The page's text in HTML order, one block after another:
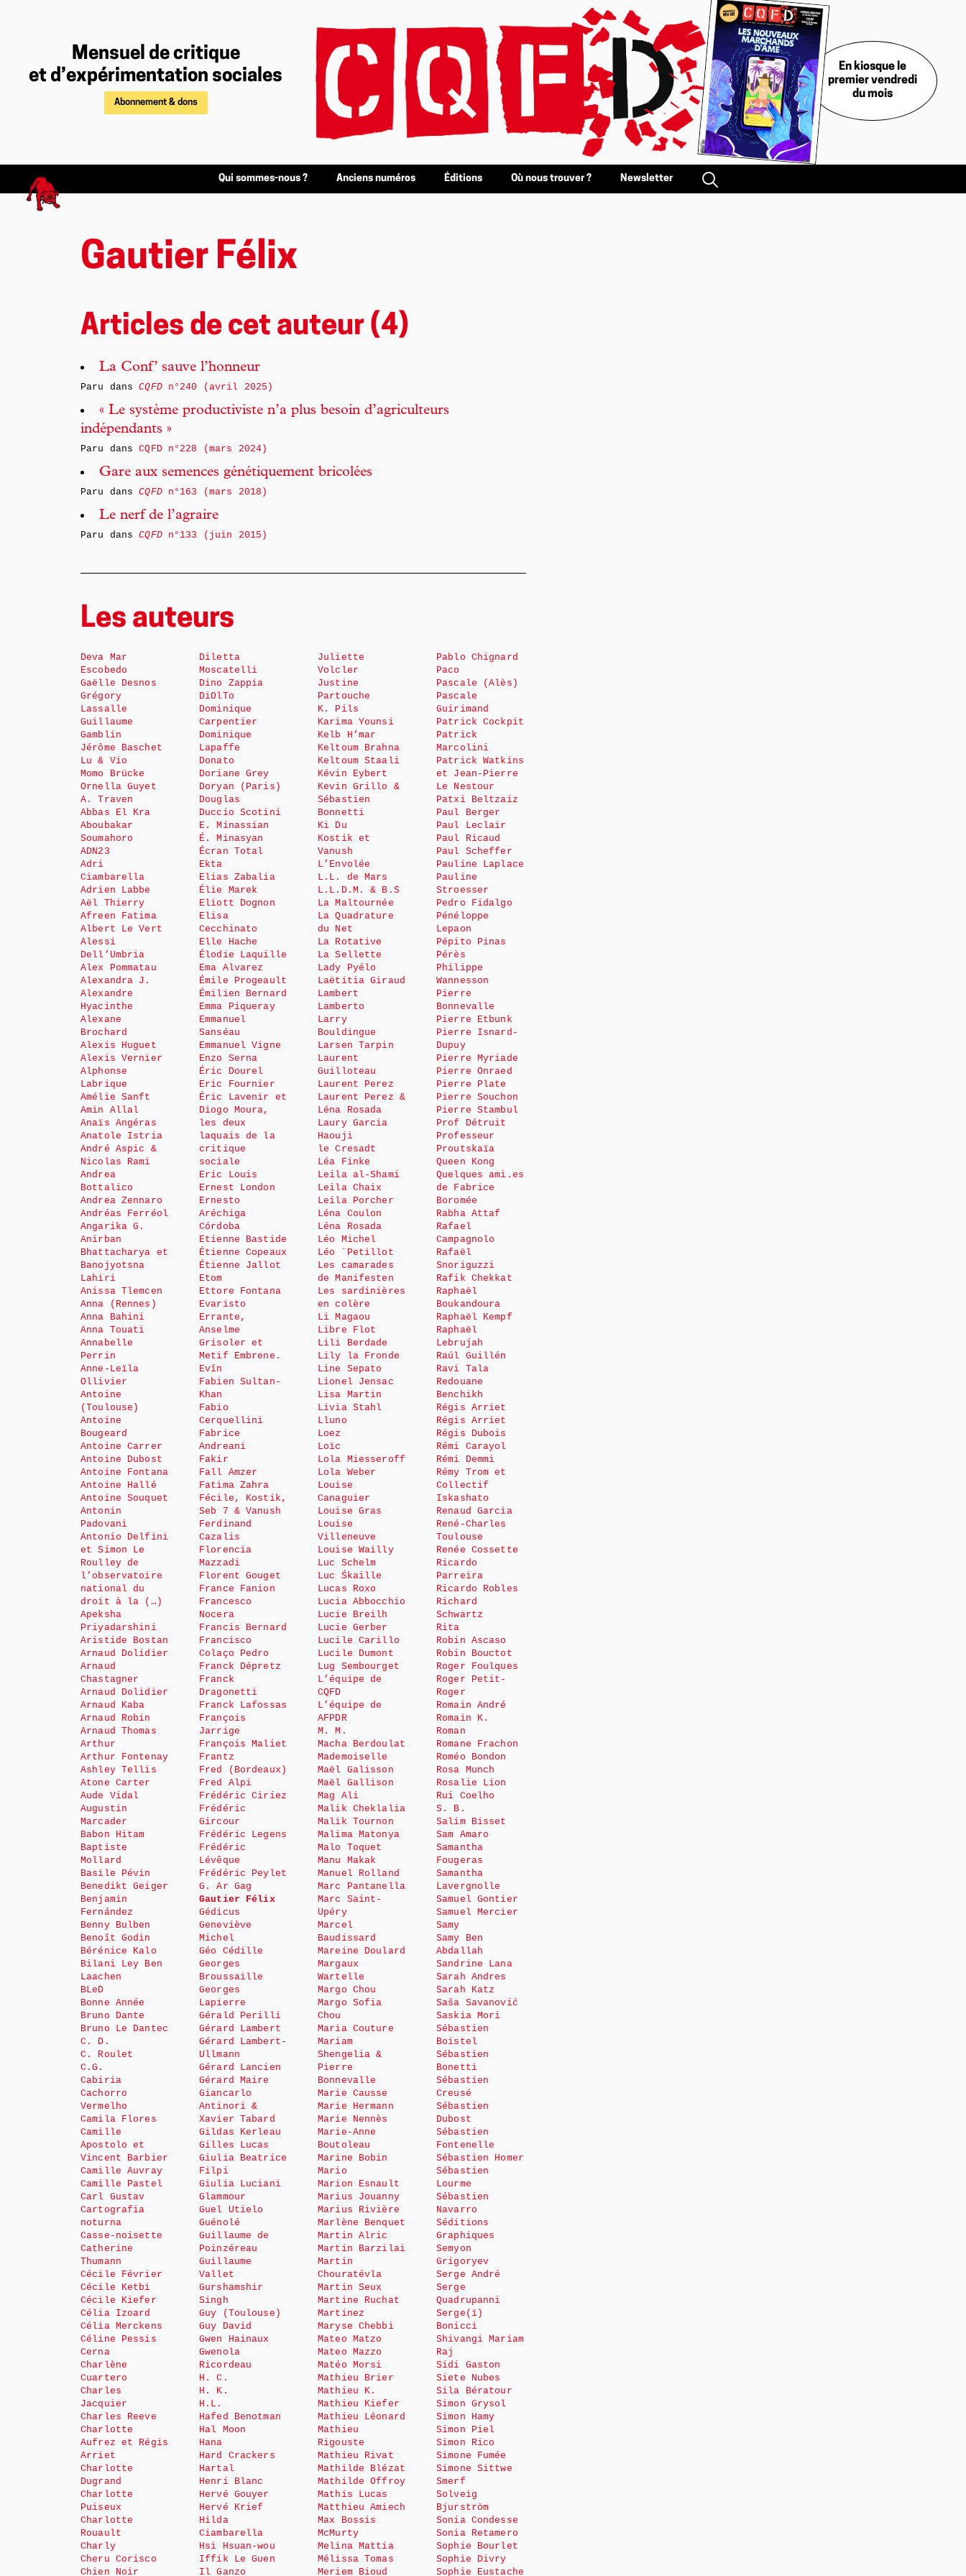
Mensuel de critique
et d’expérimentation sociales
Abonnement & dons
En kiosque le
premier vendredi
du mois
Qui sommes-nous ? Anciens numéros Éditions Où nous trouver ? Newsletter
Gautier Félix
Articles de cet auteur (4)
La Conf’ sauve l’honneur
Paru dansCQFDn°240 (avril 2025)
« Le système productiviste n’a plus besoin d’agriculteurs
indépendants »
Paru dansCQFD n°228 (mars 2024)
Gare aux semences génétiquement bricolées
Paru dansCQFDn°163 (mars 2018)
Le nerf de l’agraire
Paru dansCQFDn°133 (juin 2015)
Les auteurs
Deva Mar
Escobedo
Gaëlle Desnos
Grégory
Lassalle
Guillaume
Gamblin
Jérôme Baschet
Lu & Vio
Momo Brücke
Ornella Guyet
A. Traven
Abbas El Kra
Aboubakar
Soumahoro
ADN23
Adri
Ciambarella
Adrien Labbe
Aël Thierry
Afreen Fatima
Albert Le Vert
Alessi
Dell’Umbria
Alex Pommatau
Alexandra J.
Alexandre
Hyacinthe
Alexane
Brochard
Alexis Huguet
Alexis Vernier
Alphonse
Labrique
Amélie Sanft
Amin Allal
Anaïs Angéras
Anatole Istria
André Aspic &
Nicolas Rami
Andrea
Bottalico
Andrea Zennaro
Andréas Ferréol
Angarika G.
Anirban
Bhattacharya et
Banojyotsna
Lahiri
Anissa Tlemcen
Anna (Rennes)
Anna Bahini
Anna Touati
Annabelle
Perrin
Anne-Leïla
Ollivier
Antoine
(Toulouse)
Antoine
Bougeard
Antoine Carrer
Antoine Dubost
Antoine Fontana
Antoine Hallé
Antoine Souquet
Antonin
Padovani
Antonio Delfini
et Simon Le
Roulley de
l’observatoire
national du
droit à la (…)
Apeksha
Priyadarshini
Aristide Bostan
Arnaud Dolidier
Arnaud
Chastagner
Arnaud Dolidier
Arnaud Kaba
Arnaud Robin
Arnaud Thomas
Arthur
Arthur Fontenay
Ashley Tellis
Atone Carter
Aude Vidal
Augustin
Marcader
Babon Hitam
Baptiste
Mollard
Basile Pévin
Benedikt Geiger
Benjamin
Fernández
Benny Bulben
Benoît Godin
Bérénice Kalo
Bilani Ley Ben
Laachen
BLeD
Bonne Année
Bruno Dante
Bruno Le Dantec
C. D.
C. Roulet
C.G.
Cabiria
Cachorro
Vermelho
Camila Flores
Camille
Apostolo et
Vincent Barbier
Camille Auvray
Camille Pastel
Carl Gustav
Cartografia
noturna
Casse-noisette
Catherine
Thumann
Cécile Février
Cécile Ketbi
Cécile Kiefer
Célia Izoard
Célia Merckens
Céline Pessis
Cerna
Charlène
Cuartero
Charles
Jacquier
Charles Reeve
Charlotte
Aufrez et Régis
Arriet
Charlotte
Dugrand
Charlotte
Puiseux
Charlotte
Rouault
Charly
Cheru Corisco
Chien Noir
Diletta
Moscatelli
Dino Zappia
DiOlTo
Dominique
Carpentier
Dominique
Lapaffe
Donato
Doriane Grey
Doryan (Paris)
Douglas
Duccio Scotini
E. Minassian
É. Minasyan
Écran Total
Ekta
Elias Zabalia
Élie Marek
Eliott Dognon
Elisa
Cecchinato
Elle Hache
Élodie Laquille
Ema Alvarez
Émile Progeault
Émilien Bernard
Emma Piqueray
Emmanuel
Sanséau
Emmanuel Vigne
Enzo Serna
Éric Dourel
Eric Fournier
Éric Lavenir et
Diogo Moura,
les deux
laquais de la
critique
sociale
Eric Louis
Ernest London
Ernesto
Aréchiga
Córdoba
Etienne Bastide
Étienne Copeaux
Étienne Jallot
Etom
Ettore Fontana
Evaristo
Errante,
Anselme
Grisoler et
Metif Embrene.
Evîn
Fabien Sultan-
Khan
Fabio
Cerquellini
Fabrice
Andreani
Fakir
Fall Amzer
Fatima Zahra
Fécile, Kostik,
Seb 7 & Vanush
Ferdinand
Cazalis
Florencia
Mazzadi
Florent Gouget
France Fanion
Francesco
Nocera
Francis Bernard
Francisco
Colaço Pedro
Franck Dépretz
Franck
Dragonetti
Franck Lafossas
François
Jarrige
François Maliet
Frantz
Fred (Bordeaux)
Fred Alpi
Frédéric Ciriez
Frédéric
Gircour
Frédéric Legens
Frédéric
Lévêque
Frédéric Peylet
G. Ar Gag
Gautier Félix
Gédicus
Geneviève
Michel
Géo Cédille
Georges
Broussaille
Georges
Lapierre
Gérald Perilli
Gérard Lambert
Gérard Lambert-
Ullmann
Gérard Lancien
Gérard Maire
Giancarlo
Antinori &
Xavier Tabard
Gildas Kerleau
Gilles Lucas
Giulia Beatrice
Filpi
Giulia Luciani
Glammour
Guel Utielo
Guénolé
Guillaume de
Poinzéreau
Guillaume
Vallet
Gurshamshir
Singh
Guy (Toulouse)
Guy David
Gwen Hainaux
Gwenola
Ricordeau
H. C.
H. K.
H.L.
Hafed Benotman
Hal Moon
Hana
Hard Crackers
Hartal
Henri Blanc
Hervé Gouyer
Hervé Krief
Hilda
Ciambarella
Hsi Hsuan-wou
Iffik Le Guen
Il Ganzo
Juliette
Volcler
Justine
Partouche
K. Pils
Karima Younsi
Kelb H’mar
Keltoum Brahna
Keltoum Staali
Kévin Eybert
Kevin Grillo &
Sébastien
Bonnetti
Ki Du
Kostik et
Vanush
L’Envolée
L.L. de Mars
L.L.D.M. & B.S
La Maltournée
La Quadrature
du Net
La Rotative
La Sellette
Lady Pyélo
Laëtitia Giraud
Lambert
Lamberto
Larry
Bouldingue
Larsen Tarpin
Laurent
Guilloteau
Laurent Perez
Laurent Perez &
Léna Rosada
Laury Garcia
Haouji
le Cresadt
Léa Finke
Leila al-Shami
Leila Chaix
Leila Porcher
Léna Coulon
Léna Rosada
Léo Michel
Léo ¨Petillot
Les camarades
de Manifesten
Les sardinières
en colère
Li Magaou
Libre Flot
Lili Berdade
Lily la Fronde
Line Sepato
Lionel Jensac
Lisa Martin
Livia Stahl
Lluno
Loez
Loïc
Lola Miesseroff
Lola Weber
Louise
Canaguier
Louise Gras
Louise
Villeneuve
Louise Wailly
Luc Schelm
Luc Śkaille
Lucas Roxo
Lucia Abbocchio
Lucie Breilh
Lucie Gerber
Lucile Carillo
Lucile Dumont
Lug Sembourget
L’équipe de
CQFD
L’équipe de
AFPDR
M. M.
Macha Berdoulat
Mademoiselle
Maël Galisson
Maël Gallison
Mag Ali
Malik Cheklalia
Malik Tournon
Malima Matonya
Malo Toquet
Manu Makak
Manuel Rolland
Marc Pantanella
Marc Saint-
Upéry
Marcel
Baudissard
Mareine Doulard
Margaux
Wartelle
Margo Chou
Margo Sofia
Chou
Maria Couture
Mariam
Shengelia &
Pierre
Bonnevalle
Marie Causse
Marie Hermann
Marie Nennès
Marie-Anne
Boutoleau
Marine Bobin
Mario
Marion Esnault
Marius Jouanny
Marius Rivière
Marlène Benquet
Martin Alric
Martin Barzilai
Martin
Chouratévla
Martin Seux
Martine Ruchat
Martinez
Maryse Chebbi
Mateo Matzo
Mateo Mazzo
Matéo Morsi
Mathieu Brier
Mathieu K.
Mathieu Kiefer
Mathieu Léonard
Mathieu
Rigouste
Mathieu Rivat
Mathilde Blézat
Mathilde Offroy
Mathis Lucas
Matthieu Amiech
Max Bossis
McMurty
Melina Mattia
Mélissa Tomas
Meriem Bioud
Pablo Chignard
Paco
Pascale (Alès)
Pascale
Guirimand
Patrick Cockpit
Patrick
Marcolini
Patrick Watkins
et Jean-Pierre
Le Nestour
Patxi Beltzaiz
Paul Berger
Paul Leclair
Paul Ricaud
Paul Scheffer
Pauline Laplace
Pauline
Stroesser
Pedro Fidalgo
Pénéloppe
Lepaon
Pépito Pinas
Pérès
Philippe
Wannesson
Pierre
Bonnevalle
Pierre Etbunk
Pierre Isnard-
Dupuy
Pierre Myriade
Pierre Onraed
Pierre Plate
Pierre Souchon
Pierre Stambul
Prof Détruit
Professeur
Proutskaïa
Queen Kong
Quelques ami.es
de Fabrice
Boromée
Rabha Attaf
Rafael
Campagnolo
Rafaël
Snoriguzzi
Rafik Chekkat
Raphaël
Boukandoura
Raphaël Kempf
Raphaël
Lebrujah
Raúl Guillén
Ravi Tala
Redouane
Benchikh
Régis Arriet
Régis Arriet
Régis Dubois
Rémi Carayol
Rémi Demmi
Rémy Trom et
Collectif
Iskashato
Renaud Garcia
René-Charles
Toulouse
Renée Cossette
Ricardo
Parreira
Ricardo Robles
Richard
Schwartz
Rita
Robin Ascaso
Robin Bouctot
Roger Foulques
Roger Petit-
Roger
Romain André
Romain K.
Roman
Romane Frachon
Roméo Bondon
Rosa Munch
Rosalie Lion
Rui Coelho
S. B.
Salim Bisset
Sam Amaro
Samantha
Fougeras
Samantha
Lavergnolle
Samuel Gontier
Samuel Mercier
Samy
Samy Ben
Abdallah
Sandrine Lana
Sarah Andres
Sarah Katz
Saša Savanović
Saskia Mori
Sébastien
Boistel
Sébastien
Bonetti
Sébastien
Creusé
Sébastien
Dubost
Sébastien
Fontenelle
Sébastien Homer
Sébastien
Lourme
Sébastien
Navarro
Séditions
Graphiques
Semyon
Grigoryev
Serge André
Serge
Quadrupanni
Serge(ï)
Bonicci
Shivangi Mariam
Raj
Sidi Gaston
Siete Nubes
Sila Bératour
Simon Grysol
Simon Hamy
Simon Piel
Simon Rico
Simone Fumée
Simone Sittwe
Smerf
Solveig
Bjurström
Sonia Condesse
Sonia Retamero
Sophie Bourlet
Sophie Divry
Sophie Eustache